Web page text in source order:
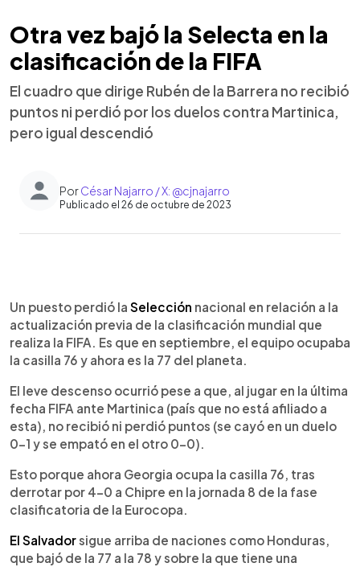
Otra vez bajó la Selecta en la
clasificación de la FIFA
El cuadro que dirige Rubén de la Barrera no recibió
puntos ni perdió por los duelos contra Martinica,
pero igual descendió
PorCésar Najarro / X: @cjnajarro
Publicado el 26 de octubre de 2023
► Escuchar artículo
Un puesto perdió la Selección nacional en relación a la
actualización previa de la clasificación mundial que
realiza la FIFA. Es que en septiembre, el equipo ocupaba
la casilla 76 y ahora es la 77 del planeta.
El leve descenso ocurrió pese a que, al jugar en la última
fecha FIFA ante Martinica (país que no está afiliado a
esta), no recibió ni perdió puntos (se cayó en un duelo
0-1 y se empató en el otro 0-0).
Esto porque ahora Georgia ocupa la casilla 76, tras
derrotar por 4-0 a Chipre en la jornada 8 de la fase
clasificatoria de la Eurocopa.
El Salvadorsigue arriba de naciones como Honduras,
que bajó de la 77 a la 78 y sobre la que tiene una